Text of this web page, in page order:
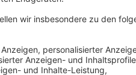
Alle Webradios
Und noch vieles mehr...
Hier könnt ihr die neue
APP-STORE/GOOGLE PLAY